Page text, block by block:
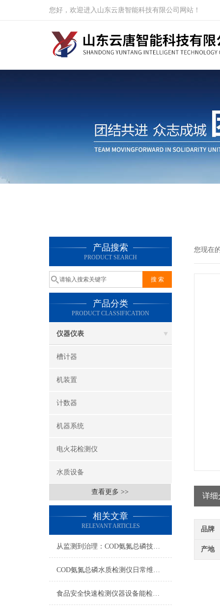
您好，欢迎进入山东云唐智能科技有限公司网站！
产品搜索
PRODUCT SEARCH
产品分类
PRODUCT CLASSIFICATION
仪器仪表
槽计器
机装置
计数器
机器系统
电火花检测仪
水质设备
查看更多 >>
相关文章
RELEVANT ARTICLES
从监测到治理：COD氨氮总磷技术的双领域实战解析
COD氨氮总磷水质检测仪日常维护与试剂管理，降低故障率就靠这几招
食品安全快速检测仪器设备能检什么？一张表说清适用范围
您现在
详细
品牌
产地